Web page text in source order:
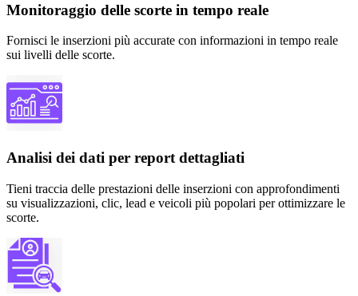
Monitoraggio delle scorte in tempo reale
Fornisci le inserzioni più accurate con informazioni in tempo reale
sui livelli delle scorte.
Analisi dei dati per report dettagliati
Tieni traccia delle prestazioni delle inserzioni con approfondimenti
su visualizzazioni, clic, lead e veicoli più popolari per ottimizzare le
scorte.